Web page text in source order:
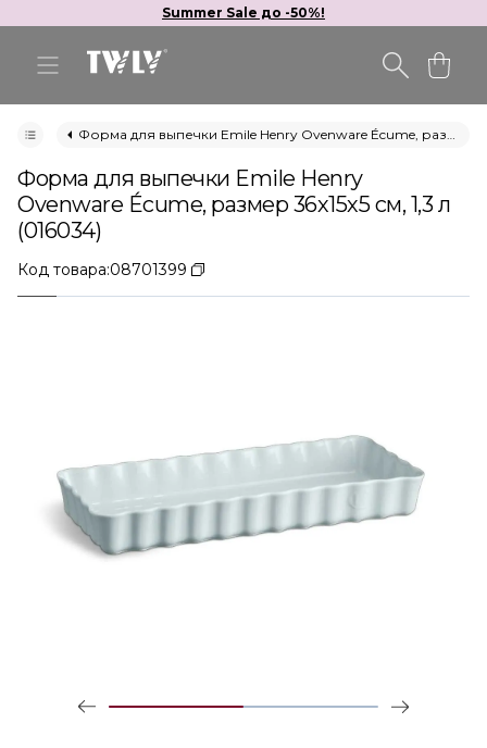
Summer Sale до -50%!
Форма для выпечки Emile Henry Ovenware Écume, размер 36х15х5 см, 1,3 л (016034)
Форма для выпечки Emile Henry
Ovenware Écume, размер 36х15х5 см, 1,3 л
(016034)
Код товара:08701399